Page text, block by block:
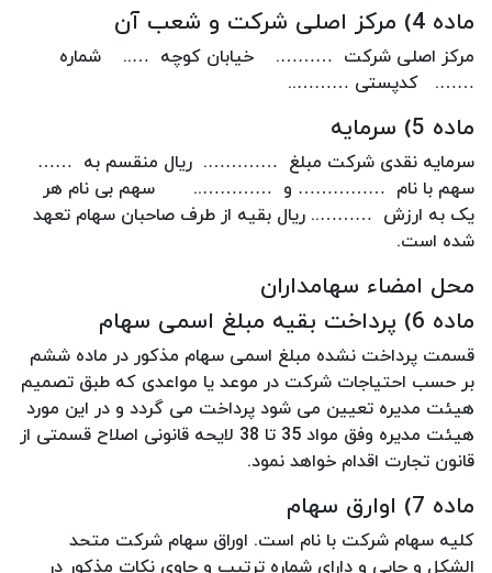
ماده 4) مرکز اصلی شرکت و شعب آن
مرکز اصلی شرکت ………. خیابان کوچه ….. شماره
……. کدپستی ………..
ماده 5) سرمایه
سرمایه نقدی شرکت مبلغ …………. ریال منقسم به ……
سهم با نام …………… و ………….. سهم بی نام هر
یک به ارزش ……….. ریال بقیه از طرف صاحبان سهام تعهد
شده است.
محل امضاء سهامداران
ماده 6) پرداخت بقیه مبلغ اسمی سهام
قسمت پرداخت نشده مبلغ اسمی سهام مذکور در ماده ششم
بر حسب احتیاجات شرکت در موعد یا مواعدی که طبق تصمیم
هیئت مدیره تعیین می شود پرداخت می گردد و در این مورد
هیئت مدیره وفق مواد 35 تا 38 لایحه قانونی اصلاح قسمتی از
قانون تجارت اقدام خواهد نمود.
ماده 7) اوارق سهام
کلیه سهام شرکت با نام است. اوراق سهام شرکت متحد
الشکل و چاپی و دارای شماره ترتیب و حاوی نکات مذکور در